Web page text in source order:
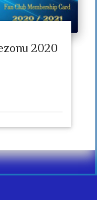
2020